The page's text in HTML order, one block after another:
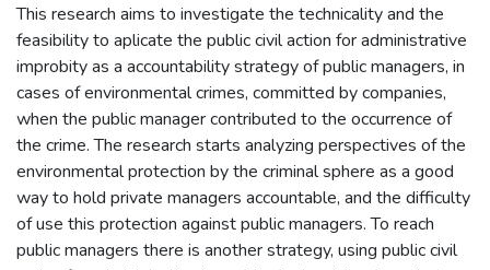
This research aims to investigate the technicality and the
feasibility to aplicate the public civil action for administrative
improbity as a accountability strategy of public managers, in
cases of environmental crimes, committed by companies,
when the public manager contributed to the occurrence of
the crime. The research starts analyzing perspectives of the
environmental protection by the criminal sphere as a good
way to hold private managers accountable, and the difficulty
of use this protection against public managers. To reach
public managers there is another strategy, using public civil